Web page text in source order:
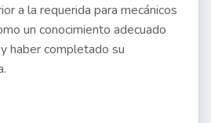
a la requerida para mecánicos
un conocimiento adecuado
haber completado su